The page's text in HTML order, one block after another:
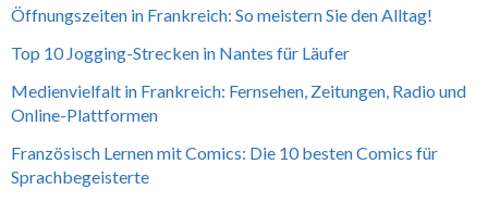
Öffnungszeiten in Frankreich: So meistern Sie den Alltag!
Top 10 Jogging-Strecken in Nantes für Läufer
Medienvielfalt in Frankreich: Fernsehen, Zeitungen, Radio und
Online-Plattformen
Französisch Lernen mit Comics: Die 10 besten Comics für
Sprachbegeisterte